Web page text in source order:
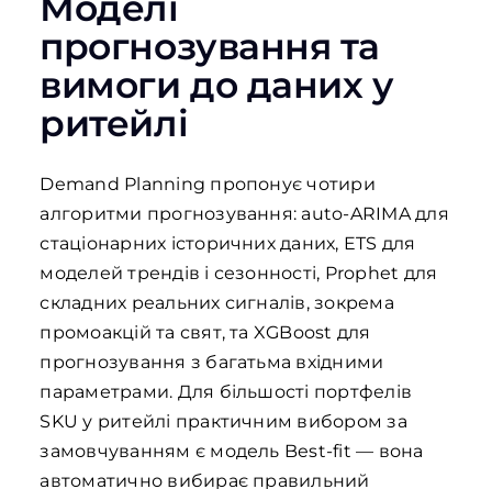
прогнозування та
вимоги до даних у
ритейлі
Demand Planning пропонує чотири
алгоритми прогнозування: auto-ARIMA для
стаціонарних історичних даних, ETS для
моделей трендів і сезонності, Prophet для
складних реальних сигналів, зокрема
промоакцій та свят, та XGBoost для
прогнозування з багатьма вхідними
параметрами. Для більшості портфелів
SKU у ритейлі практичним вибором за
замовчуванням є модель Best-fit — вона
автоматично вибирає правильний